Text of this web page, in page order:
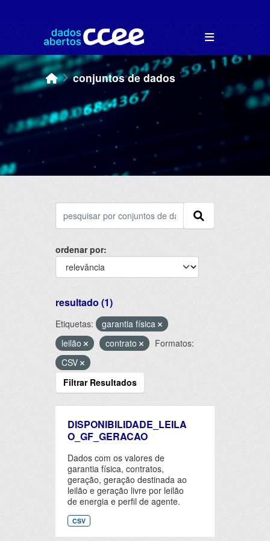
conjuntos de dados
ordenar por
resultado (1)
Etiquetas:
garantia física
leilão
contrato
Formatos:
CSV
Filtrar Resultados
DISPONIBILIDADE_LEILA
O_GF_GERACAO
Dados com os valores de
garantia física, contratos,
geração, geração destinada ao
leilão e geração livre por leilão
de energia e perfil de agente.
CSV